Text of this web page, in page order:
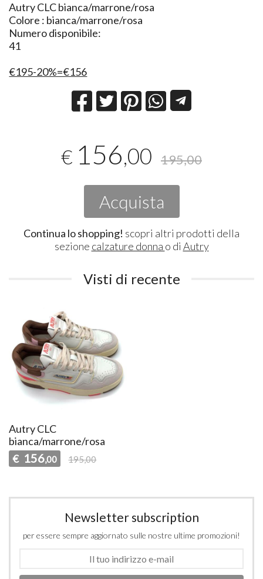
​Autry CLC bianca/marrone/rosa
Colore : bianca/marrone/rosa
Numero disponibile:
41
€195-20%=€156
€ 156,00 195,00
Acquista
Continua lo shopping! scopri altri prodotti della
sezione calzature donna o di Autry
Visti di recente
Autry CLC
bianca/marrone/rosa
€ 156,00 195,00
Newsletter subscription
per essere sempre aggiornato sulle nostre ultime promozioni!